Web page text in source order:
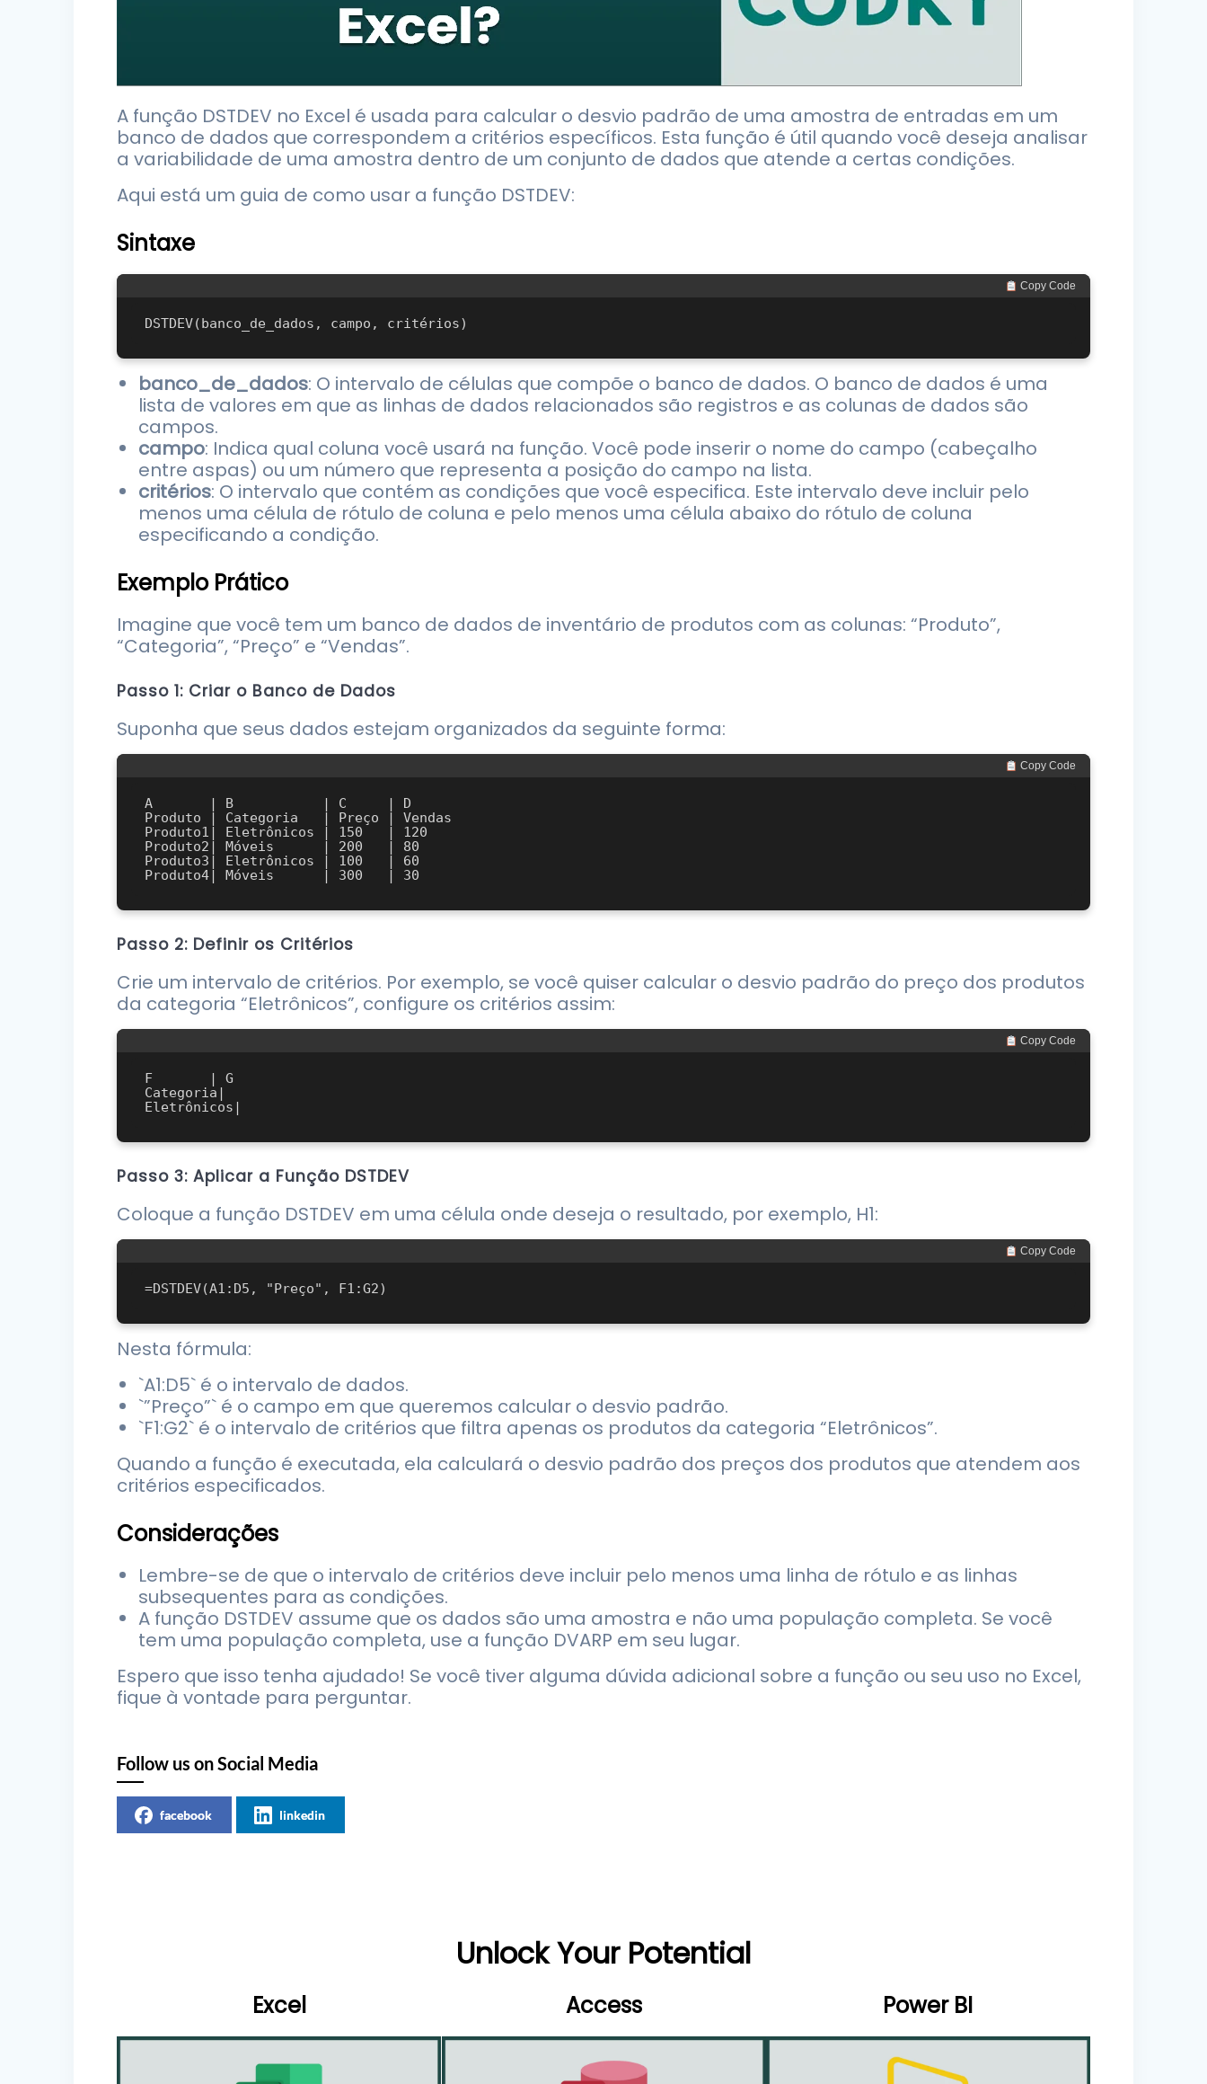
A função DSTDEV no Excel é usada para calcular o desvio padrão de uma amostra de entradas em um
banco de dados que correspondem a critérios específicos. Esta função é útil quando você deseja analisar
a variabilidade de uma amostra dentro de um conjunto de dados que atende a certas condições.
Aqui está um guia de como usar a função DSTDEV:
Sintaxe
Copy Code
banco_de_dados: O intervalo de células que compõe o banco de dados. O banco de dados é uma
lista de valores em que as linhas de dados relacionados são registros e as colunas de dados são
campos.
campo: Indica qual coluna você usará na função. Você pode inserir o nome do campo (cabeçalho
entre aspas) ou um número que representa a posição do campo na lista.
critérios: O intervalo que contém as condições que você especifica. Este intervalo deve incluir pelo
menos uma célula de rótulo de coluna e pelo menos uma célula abaixo do rótulo de coluna
especificando a condição.
Exemplo Prático
Imagine que você tem um banco de dados de inventário de produtos com as colunas: “Produto”,
“Categoria”, “Preço” e “Vendas”.
Passo 1: Criar o Banco de Dados
Suponha que seus dados estejam organizados da seguinte forma:
Copy Code
A       | B           | C     | D
Produto | Categoria   | Preço | Vendas
Produto1| Eletrônicos | 150   | 120
Produto2| Móveis      | 200   | 80
Produto3| Eletrônicos | 100   | 60
Passo 2: Definir os Critérios
Crie um intervalo de critérios. Por exemplo, se você quiser calcular o desvio padrão do preço dos produtos
da categoria “Eletrônicos”, configure os critérios assim:
Copy Code
F       | G
Categoria|
Passo 3: Aplicar a Função DSTDEV
Coloque a função DSTDEV em uma célula onde deseja o resultado, por exemplo, H1:
Copy Code
Nesta fórmula:
`A1:D5` é o intervalo de dados.
`”Preço”` é o campo em que queremos calcular o desvio padrão.
`F1:G2` é o intervalo de critérios que filtra apenas os produtos da categoria “Eletrônicos”.
Quando a função é executada, ela calculará o desvio padrão dos preços dos produtos que atendem aos
critérios especificados.
Considerações
Lembre-se de que o intervalo de critérios deve incluir pelo menos uma linha de rótulo e as linhas
subsequentes para as condições.
A função DSTDEV assume que os dados são uma amostra e não uma população completa. Se você
tem uma população completa, use a função DVARP em seu lugar.
Espero que isso tenha ajudado! Se você tiver alguma dúvida adicional sobre a função ou seu uso no Excel,
fique à vontade para perguntar.
Follow us on Social Media
facebook linkedin
Unlock Your Potential
Excel Access Power BI